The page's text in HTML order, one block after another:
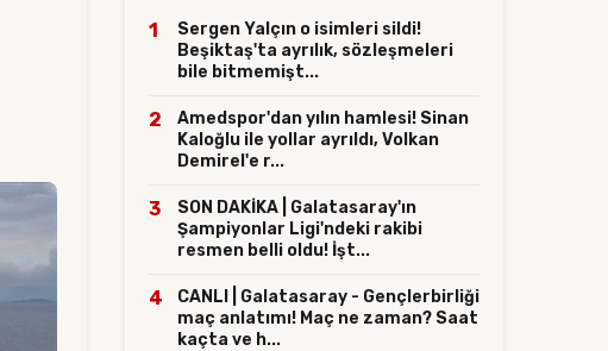
1
Sergen Yalçın o isimleri sildi!
Beşiktaş'ta ayrılık, sözleşmeleri
bile bitmemişt...
2
Amedspor'dan yılın hamlesi! Sinan
Kaloğlu ile yollar ayrıldı, Volkan
Demirel'e r...
3
SON DAKİKA | Galatasaray'ın
Şampiyonlar Ligi'ndeki rakibi
resmen belli oldu! İşt...
4
CANLI | Galatasaray - Gençlerbirliği
maç anlatımı! Maç ne zaman? Saat
kaçta ve h...